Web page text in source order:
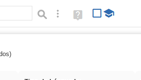
Búsqueda avanzada
Ayuda
(en